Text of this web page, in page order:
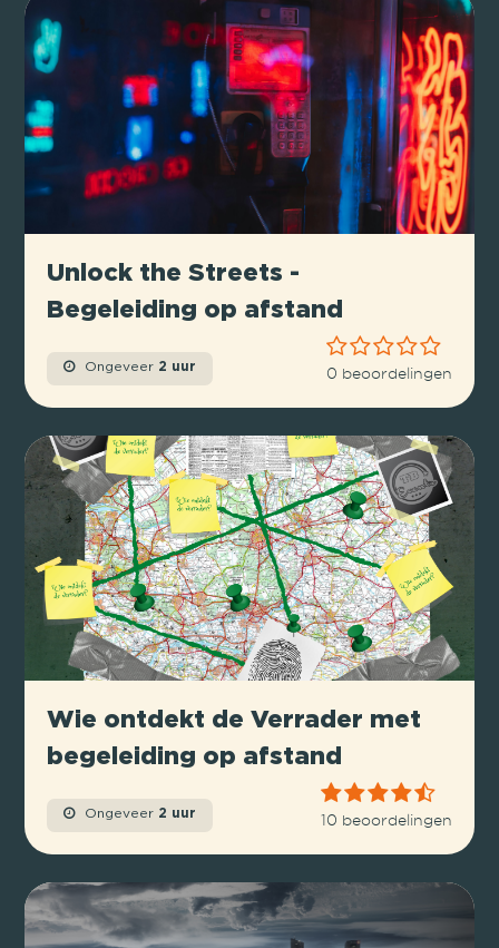
Unlock the Streets -
Begeleiding op afstand
Ongeveer 2 uur 0 beoordelingen
Wie ontdekt de Verrader met
begeleiding op afstand
Ongeveer 2 uur 10 beoordelingen